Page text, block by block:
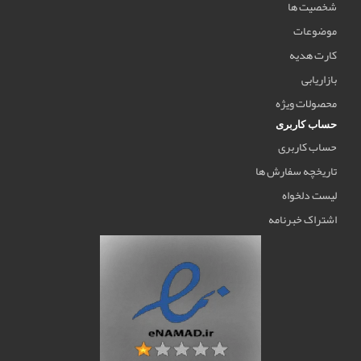
شخصیت ها
موضوعات
کارت هدیه
بازاریابی
محصولات ویژه
حساب کاربری
حساب کاربری
تاریخچه سفارش ها
لیست دلخواه
اشتراک خبرنامه